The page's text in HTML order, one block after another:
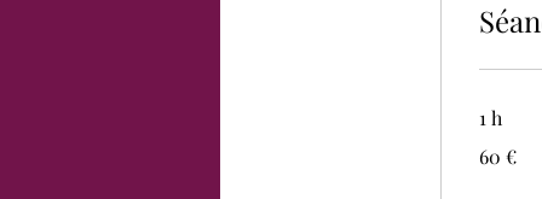
1 h
euros
60 €